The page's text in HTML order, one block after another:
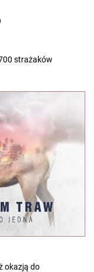
strażaków
okazją do